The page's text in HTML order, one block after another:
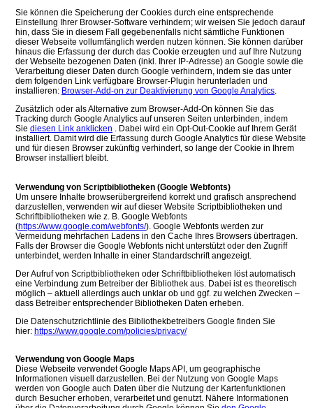
Sie können die Speicherung der Cookies durch eine entsprechende
Einstellung Ihrer Browser-Software verhindern; wir weisen Sie jedoch darauf
hin, dass Sie in diesem Fall gegebenenfalls nicht sämtliche Funktionen
dieser Webseite vollumfänglich werden nutzen können. Sie können darüber
hinaus die Erfassung der durch das Cookie erzeugten und auf Ihre Nutzung
der Webseite bezogenen Daten (inkl. Ihrer IP-Adresse) an Google sowie die
Verarbeitung dieser Daten durch Google verhindern, indem sie das unter
dem folgenden Link verfügbare Browser-Plugin herunterladen und
installieren: Browser-Add-on zur Deaktivierung von Google Analytics.
Zusätzlich oder als Alternative zum Browser-Add-On können Sie das
Tracking durch Google Analytics auf unseren Seiten unterbinden, indem
Sie diesen Link anklicken . Dabei wird ein Opt-Out-Cookie auf Ihrem Gerät
installiert. Damit wird die Erfassung durch Google Analytics für diese Website
und für diesen Browser zukünftig verhindert, so lange der Cookie in Ihrem
Browser installiert bleibt.
Verwendung von Scriptbibliotheken (Google Webfonts)
Um unsere Inhalte browserübergreifend korrekt und grafisch ansprechend
darzustellen, verwenden wir auf dieser Website Scriptbibliotheken und
Schriftbibliotheken wie z. B. Google Webfonts
(https://www.google.com/webfonts/). Google Webfonts werden zur
Vermeidung mehrfachen Ladens in den Cache Ihres Browsers übertragen.
Falls der Browser die Google Webfonts nicht unterstützt oder den Zugriff
unterbindet, werden Inhalte in einer Standardschrift angezeigt.
Der Aufruf von Scriptbibliotheken oder Schriftbibliotheken löst automatisch
eine Verbindung zum Betreiber der Bibliothek aus. Dabei ist es theoretisch
möglich – aktuell allerdings auch unklar ob und ggf. zu welchen Zwecken –
dass Betreiber entsprechender Bibliotheken Daten erheben.
Die Datenschutzrichtlinie des Bibliothekbetreibers Google finden Sie
hier: https://www.google.com/policies/privacy/
Verwendung von Google Maps
Diese Webseite verwendet Google Maps API, um geographische
Informationen visuell darzustellen. Bei der Nutzung von Google Maps
werden von Google auch Daten über die Nutzung der Kartenfunktionen
durch Besucher erhoben, verarbeitet und genutzt. Nähere Informationen